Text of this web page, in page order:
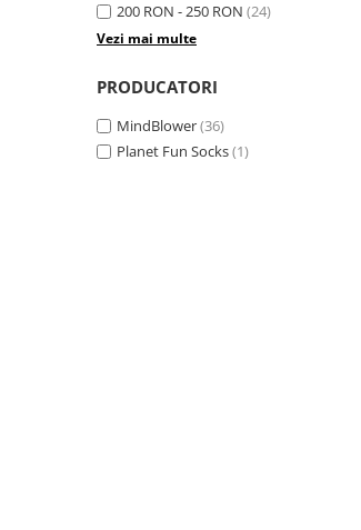
200 RON - 250 RON (24)
Vezi mai multe
PRODUCATORI
MindBlower(36)
Planet Fun Socks(1)